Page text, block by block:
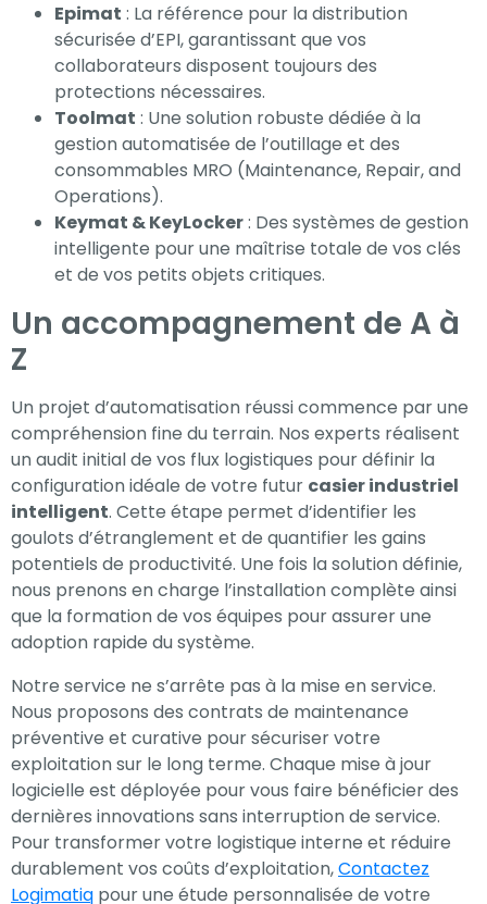
Epimat : La référence pour la distribution
sécurisée d’EPI, garantissant que vos
collaborateurs disposent toujours des
protections nécessaires.
Toolmat : Une solution robuste dédiée à la
gestion automatisée de l’outillage et des
consommables MRO (Maintenance, Repair, and
Operations).
Keymat & KeyLocker: Des systèmes de gestion
intelligente pour une maîtrise totale de vos clés
et de vos petits objets critiques.
Un accompagnement de A à
Z
Un projet d’automatisation réussi commence par une
compréhension fine du terrain. Nos experts réalisent
un audit initial de vos flux logistiques pour définir la
configuration idéale de votre futur casier industriel
intelligent. Cette étape permet d’identifier les
goulots d’étranglement et de quantifier les gains
potentiels de productivité. Une fois la solution définie,
nous prenons en charge l’installation complète ainsi
que la formation de vos équipes pour assurer une
adoption rapide du système.
Notre service ne s’arrête pas à la mise en service.
Nous proposons des contrats de maintenance
préventive et curative pour sécuriser votre
exploitation sur le long terme. Chaque mise à jour
logicielle est déployée pour vous faire bénéficier des
dernières innovations sans interruption de service.
Pour transformer votre logistique interne et réduire
durablement vos coûts d’exploitation,Contactez
Logimatiq pour une étude personnalisée de votre